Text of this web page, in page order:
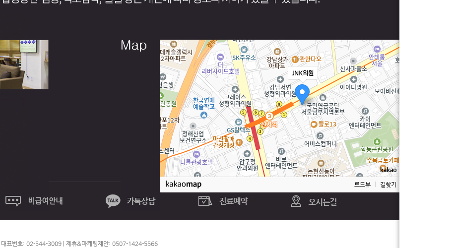
JNK의원
로드뷰
길찾기
대표번호: 02-544-3009 | 제휴&마케팅제안: 0507-1424-5566